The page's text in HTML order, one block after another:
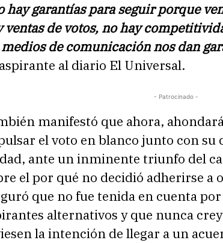
hay garantías para seguir porque
ventas de votos, no hay
de comunicación nos dan
al diario El Universal.
- Patrocinado -
manifestó que ahora,
el voto en blanco junto con su
ante un inminente triunfo del
el por qué no decidió adherirse a
que no fue tenida en cuenta
alternativos y que nunca
la intención de llegar a un